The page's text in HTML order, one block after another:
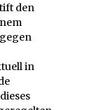
den
in